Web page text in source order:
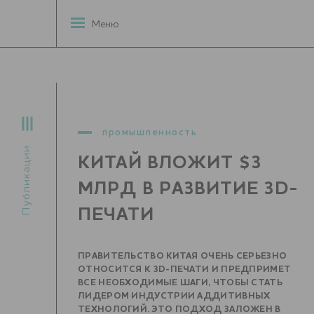
Публикации
Меню
промышленность
КИТАЙ ВЛОЖИТ $3
МЛРД В РАЗВИТИЕ 3D-
ПЕЧАТИ
ПРАВИТЕЛЬСТВО КИТАЯ ОЧЕНЬ СЕРЬЕЗНО
ОТНОСИТСЯ К 3D-ПЕЧАТИ И ПРЕДПРИМЕТ
ВСЕ НЕОБХОДИМЫЕ ШАГИ, ЧТОБЫ СТАТЬ
ЛИДЕРОМ ИНДУСТРИИ АДДИТИВНЫХ
ТЕХНОЛОГИЙ. ЭТО ПОДХОД ЗАЛОЖЕН В